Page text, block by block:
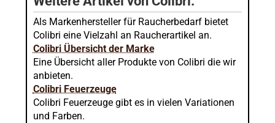
Als Markenhersteller für Raucherbedarf bietet
Colibri eine Vielzahl an Raucherartikel an.
Colibri Übersicht der Marke
Eine Übersicht aller Produkte von Colibri die wir
anbieten.
Colibri Feuerzeuge
Colibri Feuerzeuge gibt es in vielen Variationen
und Farben.